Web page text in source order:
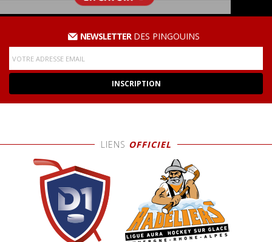
NEWSLETTERDES PINGOUINS
LIENS OFFICIEL